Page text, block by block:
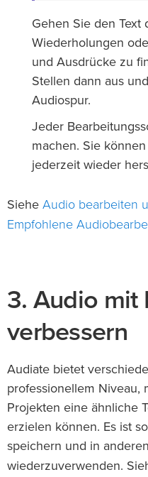
Gehen Sie den Text
Wiederholungen
und Ausdrücke zu
Stellen dann aus
Audiospur.
Jeder
machen. Sie
jederzeit wieder
Siehe Audio bearbeiten
Empfohlene
3. Audio mit
verbessern
Audiate bietet
professionellem Niveau,
Projekten eine ähnliche
erzielen können. Es ist
speichern und in
wiederzuverwenden.